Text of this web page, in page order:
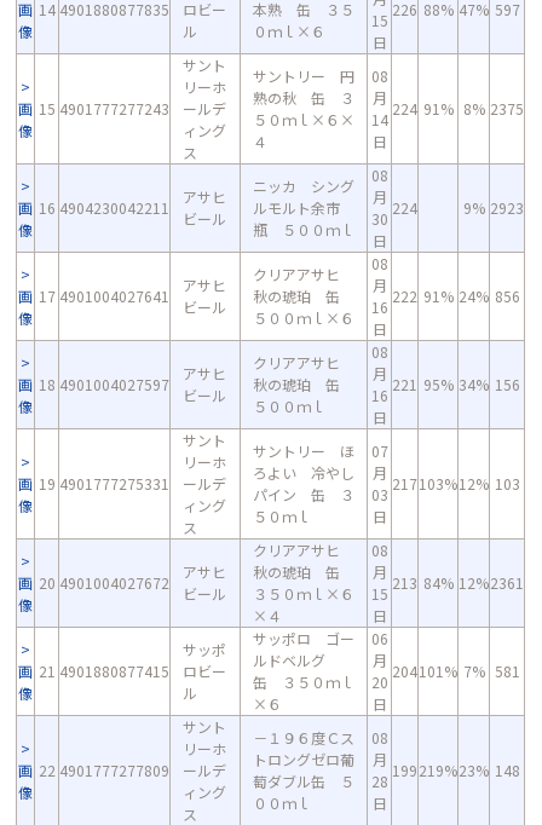
画
像
14 4901880877835
ロビー
ル
本熟 缶 ３５
０ｍｌ×６
15
日
226 88% 47% 597
画
像
15 4901777277243
サント
リーホ
ールデ
ィング
ス
サントリー 円
熟の秋 缶 ３
５０ｍｌ×６×
４
08
月
14
日
224 91% 8% 2375
画
像
16 4904230042211
アサヒ
ビール
ニッカ シング
ルモルト余市
瓶 ５００ｍｌ
08
月
30
日
224 9% 2923
画
像
17 4901004027641
アサヒ
ビール
クリアアサヒ
秋の琥珀 缶
５００ｍｌ×６
08
月
16
日
222 91% 24% 856
画
像
18 4901004027597
アサヒ
ビール
クリアアサヒ
秋の琥珀 缶
５００ｍｌ
08
月
16
日
221 95% 34% 156
画
像
19 4901777275331
サント
リーホ
ールデ
ィング
ス
サントリー ほ
ろよい 冷やし
パイン 缶 ３
５０ｍｌ
07
月
03
日
217103%12% 103
画
像
20 4901004027672
アサヒ
ビール
クリアアサヒ
秋の琥珀 缶
３５０ｍｌ×６
×４
08
月
15
日
213 84% 12%2361
画
像
21 4901880877415
サッポ
ロビー
ル
サッポロ ゴー
ルドベルグ
缶 ３５０ｍｌ
×６
06
月
20
日
204101% 7% 581
画
像
22 4901777277809
サント
リーホ
ールデ
ィング
ス
－１９６度Ｃス
トロングゼロ葡
萄ダブル缶 ５
００ｍｌ
08
月
28
日
199219%23% 148